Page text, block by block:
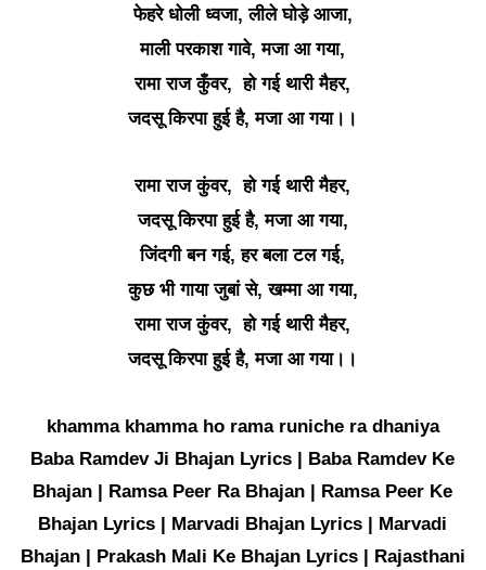
फेहरे धोली ध्वजा, लीले घोड़े आजा,
माली परकाश गावे, मजा आ गया,
रामा राज कुँवर, हो गई थारी मैहर,
जदसू किरपा हुई है, मजा आ गया।।
रामा राज कुंवर, हो गई थारी मैहर,
जदसू किरपा हुई है, मजा आ गया,
जिंदगी बन गई, हर बला टल गई,
कुछ भी गाया जुबां से, खम्मा आ गया,
रामा राज कुंवर, हो गई थारी मैहर,
जदसू किरपा हुई है, मजा आ गया।।
khamma khamma ho rama runiche ra dhaniya
Baba Ramdev Ji Bhajan Lyrics | Baba Ramdev Ke
Bhajan | Ramsa Peer Ra Bhajan | Ramsa Peer Ke
Bhajan Lyrics | Marvadi Bhajan Lyrics | Marvadi
Bhajan | Prakash Mali Ke Bhajan Lyrics | Rajasthani